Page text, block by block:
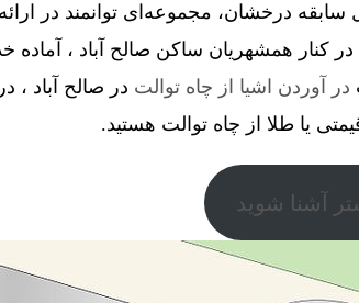
آذین گستر آچاگ ، با بیش از 15 سال سابقه درخشان، مجموعه‌ای
کنار همشهریان ساکن صالح آباد ،
در آوردن اشیا از چاه توالت در صالح آباد ،
یا طلا از چاه توالت هستید.
آشنا شوید